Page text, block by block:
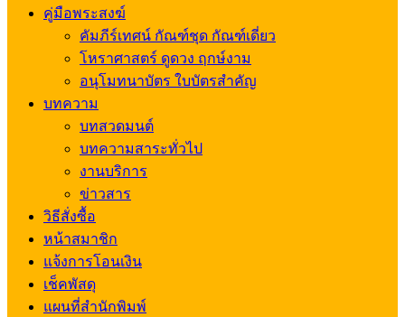
คู่มือพระสงฆ์
คัมภีร์เทศน์ กัณฑ์ชุด กัณฑ์เดี่ยว
โหราศาสตร์ ดูดวง ฤกษ์งาม
อนุโมทนาบัตร ใบบัตรสำคัญ
บทความ
บทสวดมนต์
บทความสาระทั่วไป
งานบริการ
ข่าวสาร
วิธีสั่งซื้อ
หน้าสมาชิก
แจ้งการโอนเงิน
เช็คพัสดุ
แผนที่สำนักพิมพ์